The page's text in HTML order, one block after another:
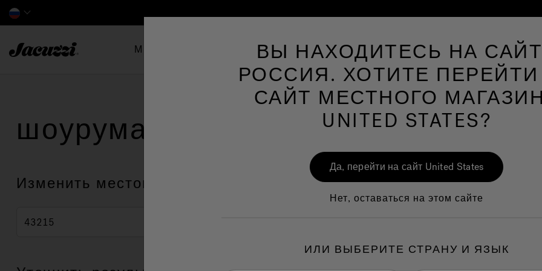
Минибассейны Swim Spa Мир ванных комнат Мир Велнеса
шоурума (-ов) Jacuzzi поблизости
Изменить местоположение
ВЫ НАХОДИТЕСЬ НА
РОССИЯ. ХОТИТЕ
САЙТ МЕСТНОГО
UNITED STATES?
Да, перейти на сайт United States
Нет, оставаться на этом сайте
ИЛИ ВЫБЕРИТЕ СТРАНУ И ЯЗЫК